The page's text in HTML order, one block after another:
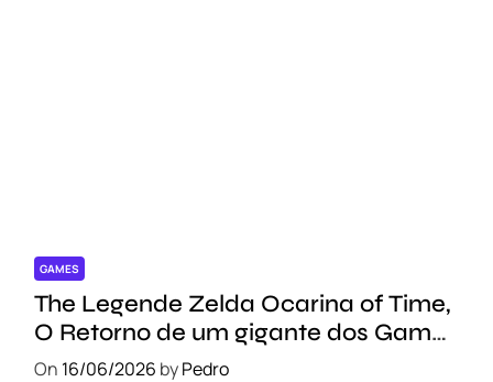
GAMES
The Legende Zelda Ocarina of Time,
O Retorno de um gigante dos Games
!!!
On 16/06/2026 byPedro